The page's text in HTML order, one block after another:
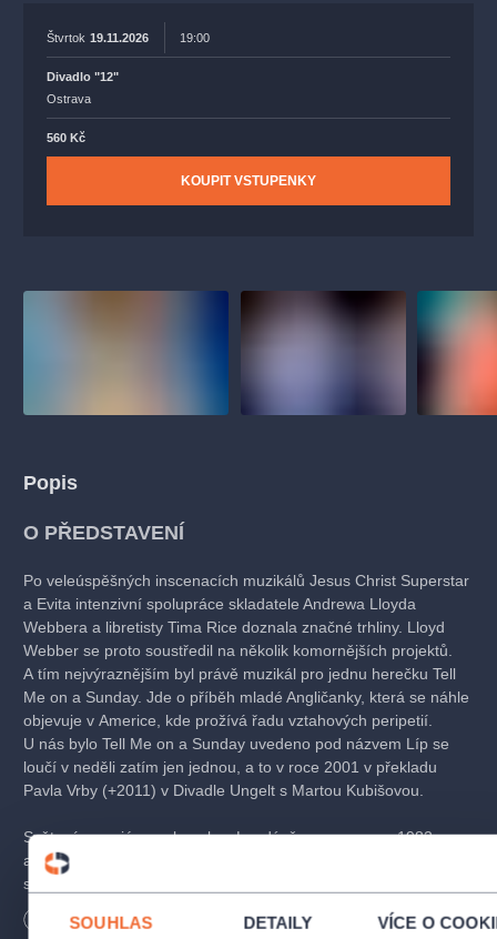
SOUHLAS DETAILY VÍCE O
Štvrtok 19.11.2026 19:00
Divadlo "12"
Ostrava
560 Kč
KOUPIT VSTUPENKY
Popis
O PŘEDSTAVENÍ
Po veleúspěšných inscenacích muzikálů Jesus Christ Superstar
a Evita intenzivní spolupráce skladatele Andrewa Lloyda
Webbera a libretisty Tima Rice doznala značné trhliny. Lloyd
Webber se proto soustředil na několik komornějších projektů.
A tím nejvýraznějším byl právě muzikál pro jednu herečku Tell
Me on a Sunday. Jde o příběh mladé Angličanky, která se náhle
objevuje v Americe, kde prožívá řadu vztahových peripetií.
U nás bylo Tell Me on a Sunday uvedeno pod názvem Líp se
loučí v neděli zatím jen jednou, a to v roce 2001 v překladu
Pavla Vrby (+2011) v Divadle Ungelt s Martou Kubišovou.
Světová premiéra se konala v Londýně v roce v roce 1982
a protože muzikál trval pouhou hodinu, byl na scéně uveden
společně s předchozím dílem skladatele z roku 1978, které
mělo původně podobu gramofonového alba jeho bratra Juliana
Variations. Šlo o volně zpracované téma Paganiniho, avšak pro
Délka 65 minut